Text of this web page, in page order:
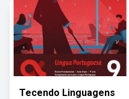
Tecendo Linguagens